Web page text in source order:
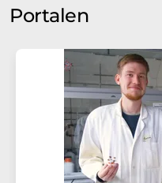
Portalen